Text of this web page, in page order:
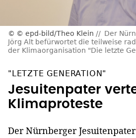
© epd-bild/Theo Klein
Der
Jörg Alt befürwortet die teilweise
der Klimaorganisation "Die letzte
"LETZTE GENERATION"
Jesuitenpater
Klimaproteste
Der Nürnberger